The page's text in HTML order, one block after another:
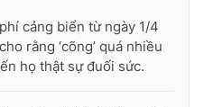
cảng biển từ ngày 1/4
rằng ‘cõng’ quá nhiều
họ thật sự đuối sức.